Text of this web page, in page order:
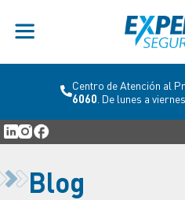
Centro de Atención al
6060 . De lunes a
Blog